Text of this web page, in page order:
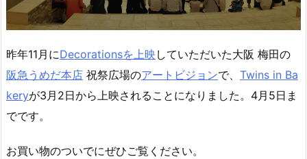
昨年11月にDecorationsを上映 していただいた大阪 梅田の
阪急うめだ本店 祝祭広場のアートビジョンで、 Twins in Ba
keryが3月2日から上映されることになりました。4月5日ま
でです。
お買い物のついでにぜひご覧ください。